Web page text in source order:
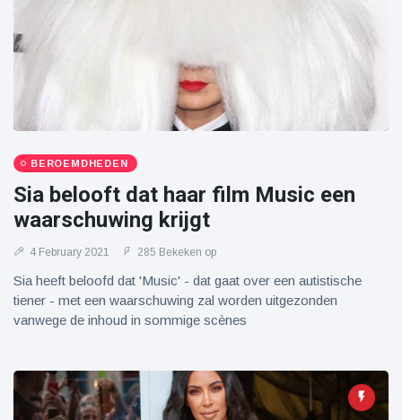
BEROEMDHEDEN
Sia belooft dat haar film Music een
waarschuwing krijgt
4 February 2021 285 Bekeken op
Sia heeft beloofd dat 'Music' - dat gaat over een autistische
tiener - met een waarschuwing zal worden uitgezonden
vanwege de inhoud in sommige scènes